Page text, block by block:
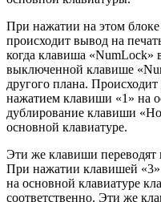
При нажатии на этом
происходит вывод на
когда клавиша
выключенной клавише
другого плана.
нажатием клавиши «1» на
дублирование клавиши
основной клавиатуре.
Эти же клавиши переводят
При нажатии клавишей
на основной клавиатуре
соответственно. Эти же